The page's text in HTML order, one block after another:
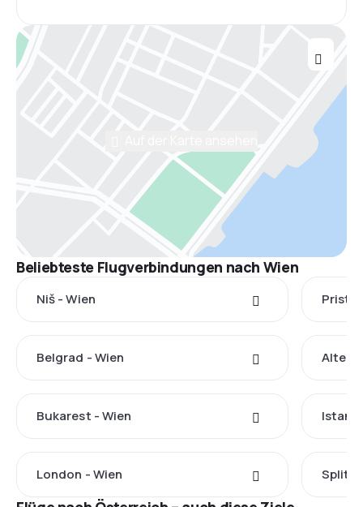
Beliebteste Flugverbindungen nach Wien
Niš - Wien
Belgrad - Wien
Bukarest - Wien
London - Wien Split -